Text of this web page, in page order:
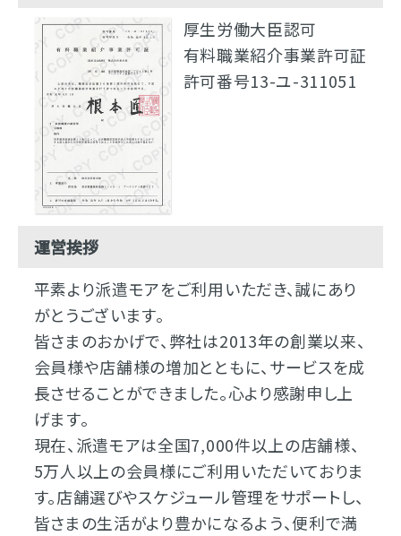
厚生労働大臣認可
有料職業紹介事業許可証
許可番号13-ユ-311051
運営挨拶
平素より派遣モアをご利用いただき、誠にあり
がとうございます。
皆さまのおかげで、弊社は2013年の創業以来、
会員様や店舗様の増加とともに、サービスを成
長させることができました。心より感謝申し上
げます。
現在、派遣モアは全国7,000件以上の店舗様、
5万人以上の会員様にご利用いただいておりま
す。店舗選びやスケジュール管理をサポートし、
皆さまの生活がより豊かになるよう、便利で満